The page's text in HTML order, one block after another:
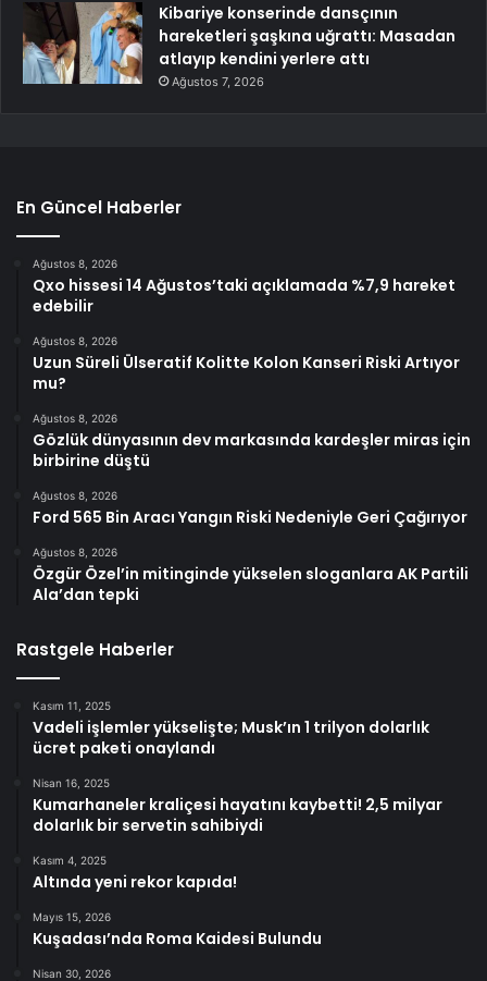
Kibariye konserinde dansçının
hareketleri şaşkına uğrattı: Masadan
atlayıp kendini yerlere attı
Ağustos 7, 2026
En Güncel Haberler
Ağustos 8, 2026
Qxo hissesi 14 Ağustos’taki açıklamada %7,9 hareket
edebilir
Ağustos 8, 2026
Uzun Süreli Ülseratif Kolitte Kolon Kanseri Riski Artıyor
mu?
Ağustos 8, 2026
Gözlük dünyasının dev markasında kardeşler miras için
birbirine düştü
Ağustos 8, 2026
Ford 565 Bin Aracı Yangın Riski Nedeniyle Geri Çağırıyor
Ağustos 8, 2026
Özgür Özel’in mitinginde yükselen sloganlara AK Partili
Ala’dan tepki
Rastgele Haberler
Kasım 11, 2025
Vadeli işlemler yükselişte; Musk’ın 1 trilyon dolarlık
ücret paketi onaylandı
Nisan 16, 2025
Kumarhaneler kraliçesi hayatını kaybetti! 2,5 milyar
dolarlık bir servetin sahibiydi
Kasım 4, 2025
Altında yeni rekor kapıda!
Mayıs 15, 2026
Kuşadası’nda Roma Kaidesi Bulundu
Nisan 30, 2026